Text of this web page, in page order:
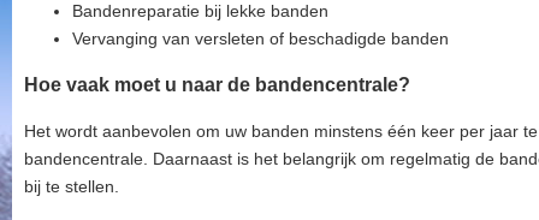
Bandenreparatie bij lekke banden
Vervanging van versleten of beschadigde banden
Hoe vaak moet u naar de bandencentrale?
Het wordt aanbevolen om uw banden minstens één keer per jaar
bandencentrale. Daarnaast is het belangrijk om regelmatig de
bij te stellen.